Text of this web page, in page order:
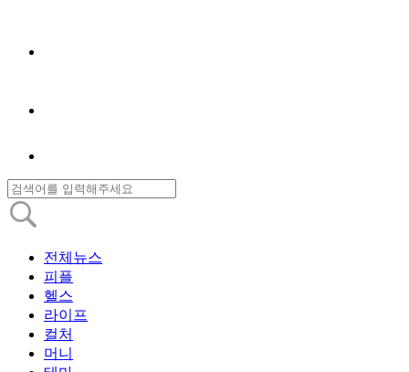
전체뉴스
피플
헬스
라이프
컬처
머니